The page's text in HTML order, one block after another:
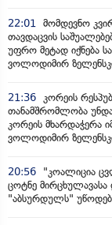
22:01
მომდევნო
თავდაცვის
უფრო მეტად იქნება
ვოლოდიმირ
21:36
კორეის
თანამშრომლობა
კორეის მხარდაჭერა
ვოლოდიმირ
20:56
"კოალიცია
ცოტნე მირცხულავასა
"აბსურდულს"